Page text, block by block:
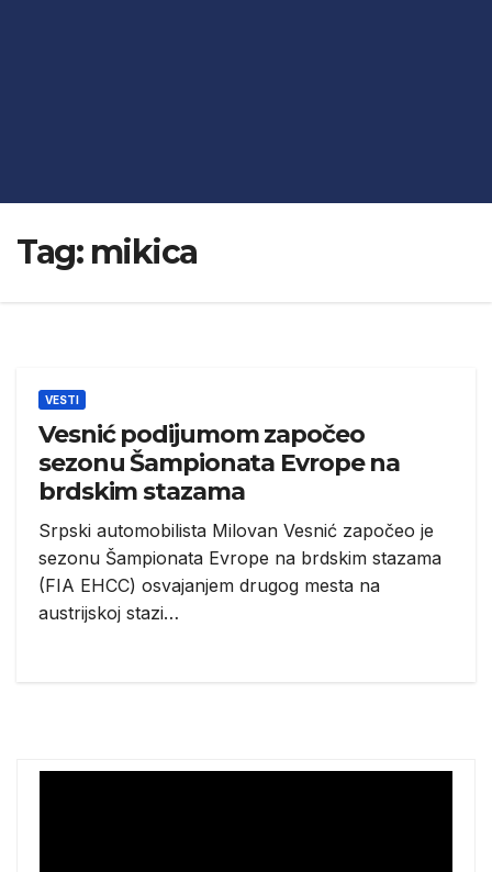
Tag: mikica
VESTI
Vesnić podijumom započeo
sezonu Šampionata Evrope na
brdskim stazama
Srpski automobilista Milovan Vesnić započeo je
sezonu Šampionata Evrope na brdskim stazama
(FIA EHCC) osvajanjem drugog mesta na
austrijskoj stazi…